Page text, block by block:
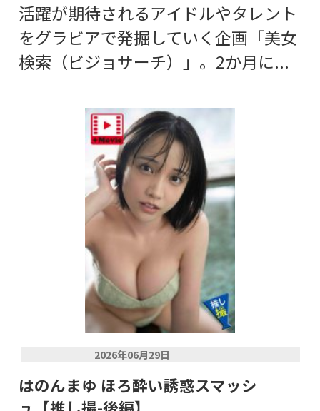
活躍が期待されるアイドルやタレント
をグラビアで発掘していく企画「美女
検索（ビジョサーチ）」。2か月に...
2026年06月29日
はのんまゆ ほろ酔い誘惑スマッシ